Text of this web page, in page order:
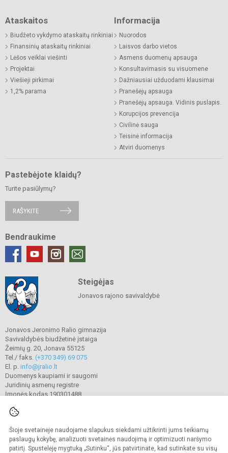
Šioje svetainėje naudojame slapukus siekdami užtikrinti jums teikiamų
paslaugų kokybę, analizuoti svetainės naudojimą ir optimizuoti naršymo
patirtį. Spustelėję mygtuką „Sutinku“, jūs patvirtinate, kad sutinkate su visų
Ataskaitos
Biudžeto vykdymo ataskaitų rinkiniai
Finansinių ataskaitų rinkiniai
Lėšos veiklai viešinti
Projektai
Viešieji pirkimai
1,2% parama
Informacija
Nuorodos
Laisvos darbo vietos
Asmens duomenų apsauga
Konsultavimasis su visuomene
Dažniausiai užduodami klausimai
Pranešėjų apsauga
Pranešėjų apsauga. Vidinis puslapis.
Korupcijos prevencija
Civilinė sauga
Teisinė informacija
Atviri duomenys
Pastebėjote klaidų?
Turite pasiūlymų?
RAŠYKITE
Bendraukime
Steigėjas
Jonavos rajono savivaldybė
Jonavos Jeronimo Ralio gimnazija
Savivaldybės biudžetinė įstaiga
Žeimių g. 20, Jonava 55125
Tel./ faks. (+370 349) 69 075
El. p. info@jralio.lt
Duomenys kaupiami ir saugomi
Juridinių asmenų registre
Įmonės kodas 190301488
© 2023. Jonavos Jeronimo Ralio gimnazija. Visos teisės saugomos.
Kopijuoti turinį be raštiško gimnazijos sutikimo griežtai draudžiama.